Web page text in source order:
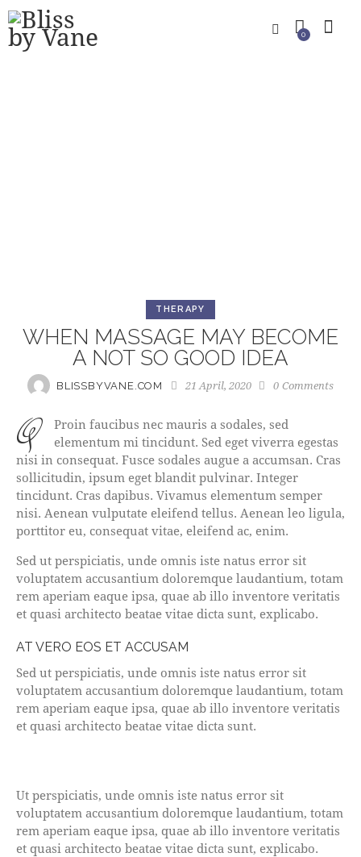
0
THERAPY
WHEN MASSAGE MAY BECOME
A NOT SO GOOD IDEA
BLISSBYVANE.COM 21 April, 2020 0 Comments
q
Proin faucibus nec mauris a sodales, sed
elementum mi tincidunt. Sed eget viverra egestas
nisi in consequat. Fusce sodales augue a accumsan. Cras
sollicitudin, ipsum eget blandit pulvinar. Integer
tincidunt. Cras dapibus. Vivamus elementum semper
nisi. Aenean vulputate eleifend tellus. Aenean leo ligula,
porttitor eu, consequat vitae, eleifend ac, enim.
Sed ut perspiciatis, unde omnis iste natus error sit
voluptatem accusantium doloremque laudantium, totam
rem aperiam eaque ipsa, quae ab illo inventore veritatis
et quasi architecto beatae vitae dicta sunt, explicabo.
AT VERO EOS ET ACCUSAM
Sed ut perspiciatis, unde omnis iste natus error sit
voluptatem accusantium doloremque laudantium, totam
rem aperiam eaque ipsa, quae ab illo inventore veritatis
et quasi architecto beatae vitae dicta sunt.
Ut perspiciatis, unde omnis iste natus error sit
voluptatem accusantium doloremque laudantium, totam
rem aperiam eaque ipsa, quae ab illo inventore veritatis
et quasi architecto beatae vitae dicta sunt, explicabo.